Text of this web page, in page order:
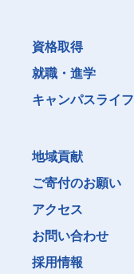
資格取得
就職・進学
キャンパスライフ
地域貢献
ご寄付のお願い
アクセス
お問い合わせ
採用情報